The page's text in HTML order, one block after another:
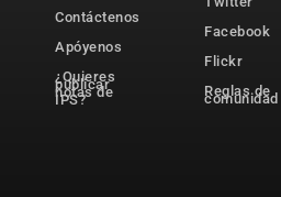
Contáctenos
Apóyenos
¿Quieres
publicar
notas de
IPS?
Facebook
Flickr
Reglas de
comunidad